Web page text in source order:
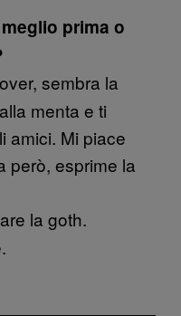
prima o
sembra la
menta e ti
amici. Mi piace
però, esprime la
la goth.